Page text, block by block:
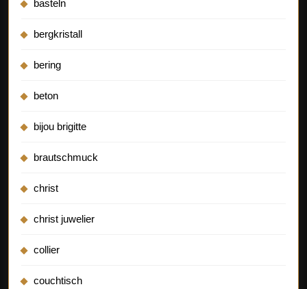
basteln
bergkristall
bering
beton
bijou brigitte
brautschmuck
christ
christ juwelier
collier
couchtisch